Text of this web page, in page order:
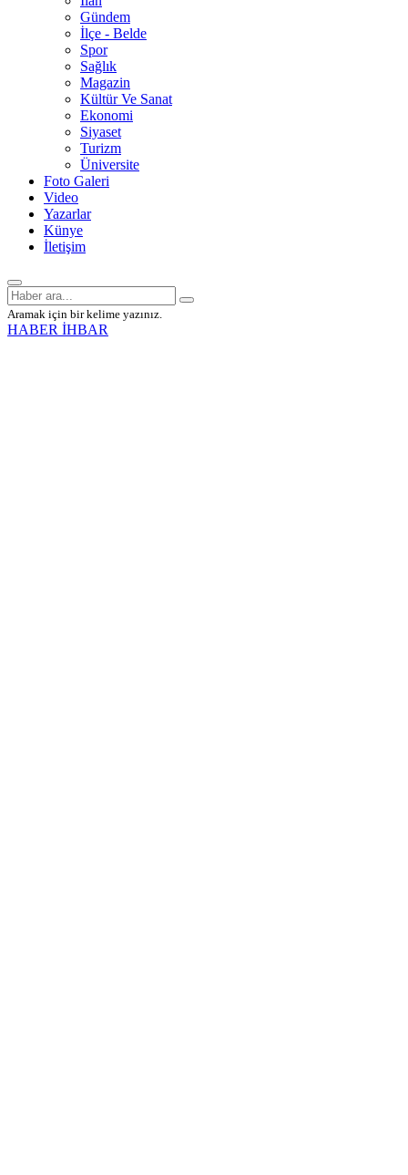
Gündem
İlçe - Belde
Spor
Sağlık
Magazin
Kültür Ve Sanat
Ekonomi
Siyaset
Turizm
Üniversite
Foto Galeri
Video
Yazarlar
Künye
İletişim
Aramak için bir kelime yazınız.
HABER İHBAR